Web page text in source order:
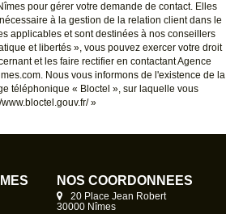
pour gérer votre demande de contact. Elles
à la gestion de la relation client dans le
applicables et sont destinées à nos conseillers
et libertés », vous pouvez exercer votre droit
et les faire rectifier en contactant Agence
Nous vous informons de l'existence de la
téléphonique « Bloctel », sur laquelle vous
www.bloctel.gouv.fr/»
NOS COORDONNÉES
20 Place Jean Robert
30000 Nîmes